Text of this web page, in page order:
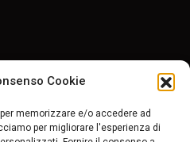
Cookie
memorizzare e/o accedere ad
per migliorare l'esperienza di